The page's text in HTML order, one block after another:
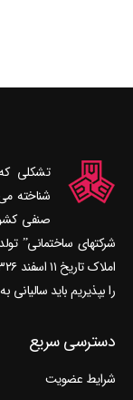
تشکلی
صنفی
را بپذیریم باید
دسترسی سریع
شرایط عضویت